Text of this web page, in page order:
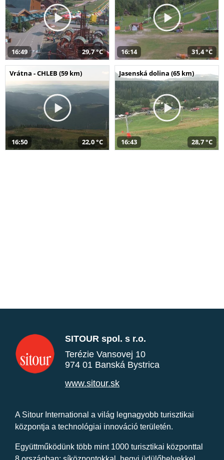
16:49 29,7 °C 16:14 31,4 °C
Vrátna - CHLEB (59 km)
16:50 22,0 °C
Jasenská dolina (65 km)
16:43 28,7 °C
SITOUR spol. s r.o.
Terézie Vansovej 10
974 01 Banská Bystrica
www.sitour.sk
A Sitour International a világ legnagyobb turisztikai
központja a technológiai innováció területén.
Együttműködünk több mint 1000 turisztikai központtal